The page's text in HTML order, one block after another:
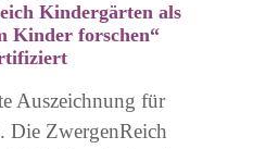
Kindergärten als
Kinder forschen“
Auszeichnung für
Die ZwergenReich